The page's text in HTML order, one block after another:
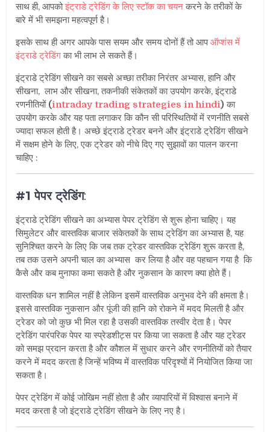
साथ ही, आपकोइंट्राडे ट्रेडिंग के लिए स्टॉक का चयनकरने के तरीकों के
बारे में भी समझना महत्वपूर्ण है।
इसके साथ ही अगर आपके पास सयम और समय दोनों हैं तो आपऑप्शंस में
इंट्राडे ट्रेडिंगका भी लाभ ले सकते हैं।
इंट्राडे ट्रेडिंग सीखने का सबसे अच्छा तरीका निरंतर अभ्यास, हानि और
सीखना, लाभ और सीखना, तकनीकी संकेतकों का उपयोग करके, इंट्राडे
रणनीतियों (intraday trading strategies in hindi) का
उपयोग करके और यह पता लगाकर कि कौन सी परिस्थितियों में रणनीति सबसे
ज्यादा सफल होती है। अच्छे इंट्राडे ट्रेडर बनने और इंट्राडे ट्रेडिंग सीखने
में सक्षम होने के लिए, एक ट्रेडर को नीचे दिए गए सुझावों का पालन करना
चाहिए :
#1 पेपर ट्रेडिंग:
इंट्राडे ट्रेडिंग सीखने का अभ्यास पेपर ट्रेडिंग से शुरू होना चाहिए। यह
सिमुलेटर और वास्तविक बाजार संकेतकों के साथ ट्रेडिंग का अभ्यास है, यह
सुनिश्चित करने के लिए कि जब तक ट्रेडर वास्तविक ट्रेडिंग शुरू करता है,
तब तक उसने अपनी चाल का अभ्यास कर लिया है और वह पहचान गया है कि
कैसे और कब मुनाफा कमा सकते है और नुकसान के कारण क्या होते हैं।
वास्तविक धन शामिल नहीं है लेकिन इसमें वास्तविक अनुभव देने की क्षमता है।
इससे वास्तविक नुकसान और पूंजी की हानि को रोकने में मदद मिलती है और
ट्रेडर को जो कुछ भी मिल रहा है उसकी वास्तविक तस्वीर देता है। पेपर
ट्रेडिंग पारंपरिक पेपर या स्प्रेडशीट्स पर किया जा सकता है और यह ट्रेडर
को समझ प्रदान करता है और कौशल में सुधार करने और रणनीतियों को तैयार
करने में मदद करता है जिन्हें भविष्य में वास्तविक परिदृश्यों में नियोजित किया जा
सकता है।
पेपर ट्रेडिंग में कोई जोखिम नहीं होता है और व्यापारियों में विश्वास बनाने में
मदद करता है जो इंट्राडे ट्रेडिंग सीखने के लिए नए है।